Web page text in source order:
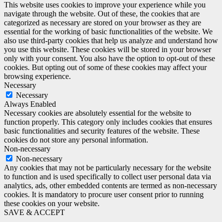
This website uses cookies to improve your experience while you
navigate through the website. Out of these, the cookies that are
categorized as necessary are stored on your browser as they are
essential for the working of basic functionalities of the website. We
also use third-party cookies that help us analyze and understand how
you use this website. These cookies will be stored in your browser
only with your consent. You also have the option to opt-out of these
cookies. But opting out of some of these cookies may affect your
browsing experience.
Necessary
Necessary
Always Enabled
Necessary cookies are absolutely essential for the website to
function properly. This category only includes cookies that ensures
basic functionalities and security features of the website. These
cookies do not store any personal information.
Non-necessary
Non-necessary
Any cookies that may not be particularly necessary for the website
to function and is used specifically to collect user personal data via
analytics, ads, other embedded contents are termed as non-necessary
cookies. It is mandatory to procure user consent prior to running
these cookies on your website.
SAVE & ACCEPT